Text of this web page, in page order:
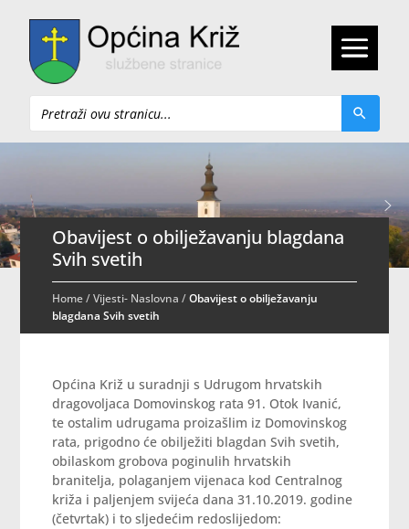
Pretraži
Obavijest o obilježavanju blagdana
Svih svetih
Home/Vijesti- Naslovna /Obavijest o obilježavanju
blagdana Svih svetih
Općina Križ u suradnji s Udrugom hrvatskih
dragovoljaca Domovinskog rata 91. Otok Ivanić,
te ostalim udrugama proizašlim iz Domovinskog
rata, prigodno će obilježiti blagdan Svih svetih,
obilaskom grobova poginulih hrvatskih
branitelja, polaganjem vijenaca kod Centralnog
križa i paljenjem svijeća dana 31.10.2019. godine
(četvrtak) i to sljedećim redoslijedom: